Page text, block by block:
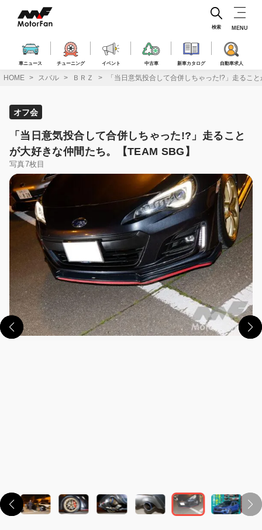
ス
車ニュース チューニング イベント 中古車 新車カタログ 自動車求人
検索 MENU
HOME スバル ＢＲＺ 「当日意気投合して合併しちゃった!?」走るこ
オフ会
「当日意気投合して合併しちゃった!?」走ること
が大好きな仲間たち。【TEAM SBG】
写真7枚目